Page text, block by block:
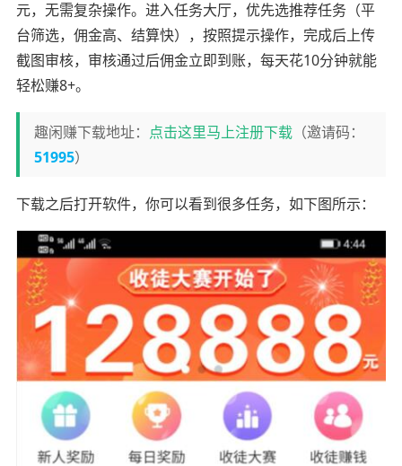
元，无需复杂操作。进入任务大厅，优先选推荐任务（平
台筛选，佣金高、结算快），按照提示操作，完成后上传
截图审核，审核通过后佣金立即到账，每天花10分钟就能
轻松赚8+。
趣闲赚下载地址： 点击这里马上注册下载（邀请码：
51995）
下载之后打开软件，你可以看到很多任务，如下图所示：